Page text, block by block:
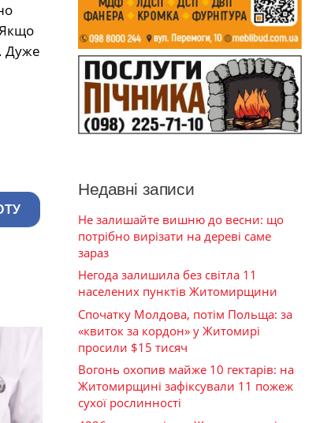
Дуже
Недавні записи
Не залишайте вишню до весни: що
потрібно вирізати на дереві саме
зараз
Негода залишила без світла 11
населених пунктів Житомирщини
Спочатку Молдова, потім Польща: за
«квиток за кордон» у Житомирі
просили $15 тисяч
Вогонь охопив майже 10 гектарів: на
Житомирщині зафіксували 11 пожеж
сухої рослинності